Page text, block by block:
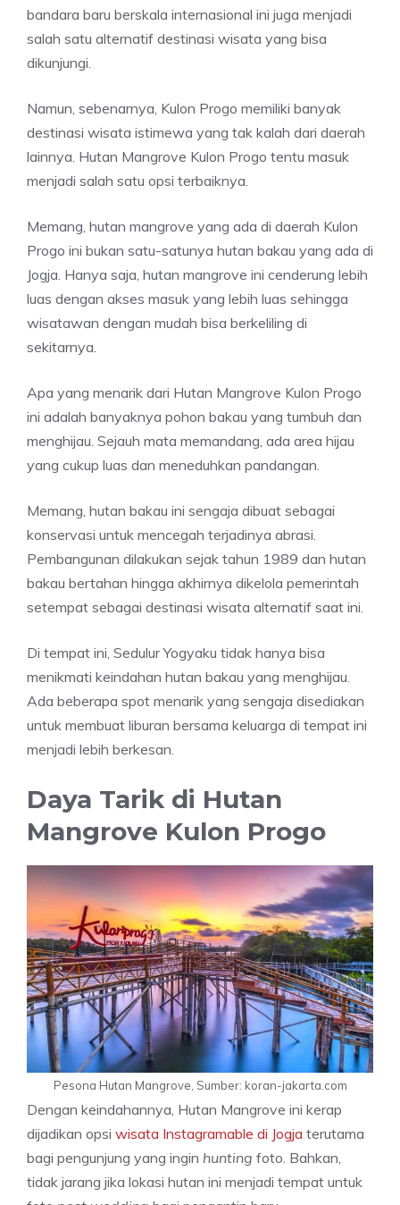
bandara baru berskala internasional ini juga menjadi
salah satu alternatif destinasi wisata yang bisa
dikunjungi.
Namun, sebenarnya, Kulon Progo memiliki banyak
destinasi wisata istimewa yang tak kalah dari daerah
lainnya. Hutan Mangrove Kulon Progo tentu masuk
menjadi salah satu opsi terbaiknya.
Memang, hutan mangrove yang ada di daerah Kulon
Progo ini bukan satu-satunya hutan bakau yang ada di
Jogja. Hanya saja, hutan mangrove ini cenderung lebih
luas dengan akses masuk yang lebih luas sehingga
wisatawan dengan mudah bisa berkeliling di
sekitarnya.
Apa yang menarik dari Hutan Mangrove Kulon Progo
ini adalah banyaknya pohon bakau yang tumbuh dan
menghijau. Sejauh mata memandang, ada area hijau
yang cukup luas dan meneduhkan pandangan.
Memang, hutan bakau ini sengaja dibuat sebagai
konservasi untuk mencegah terjadinya abrasi.
Pembangunan dilakukan sejak tahun 1989 dan hutan
bakau bertahan hingga akhirnya dikelola pemerintah
setempat sebagai destinasi wisata alternatif saat ini.
Di tempat ini, Sedulur Yogyaku tidak hanya bisa
menikmati keindahan hutan bakau yang menghijau.
Ada beberapa spot menarik yang sengaja disediakan
untuk membuat liburan bersama keluarga di tempat ini
menjadi lebih berkesan.
Daya Tarik di Hutan
Mangrove Kulon Progo
Pesona Hutan Mangrove, Sumber: koran-jakarta.com
Dengan keindahannya, Hutan Mangrove ini kerap
dijadikan opsi wisata Instagramable di Jogja terutama
bagi pengunjung yang ingin hunting foto. Bahkan,
tidak jarang jika lokasi hutan ini menjadi tempat untuk